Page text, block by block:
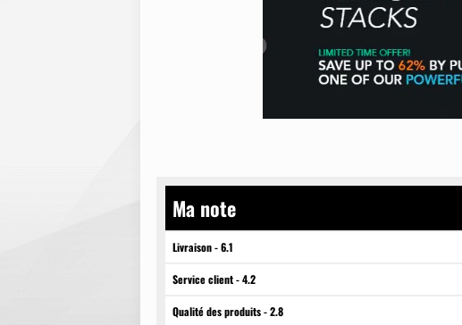
Ma note
Livraison - 6.1
Service client - 4.2
Qualité des produits - 2.8